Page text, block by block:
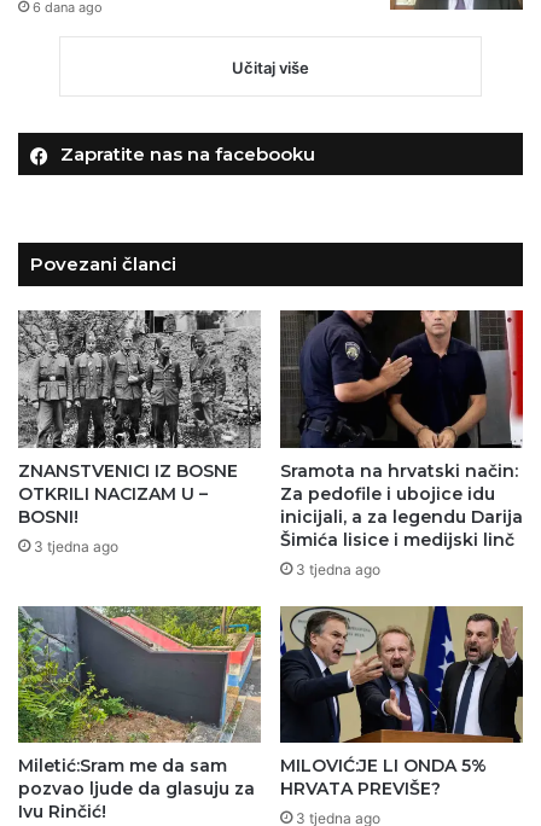
6 dana ago
Učitaj više
Zapratite nas na facebooku
Povezani članci
ZNANSTVENICI IZ BOSNE
OTKRILI NACIZAM U –
BOSNI!
3 tjedna ago
Sramota na hrvatski način:
Za pedofile i ubojice idu
inicijali, a za legendu Darija
Šimića lisice i medijski linč
3 tjedna ago
Miletić:Sram me da sam
pozvao ljude da glasuju za
Ivu Rinčić!
MILOVIĆ:JE LI ONDA 5%
HRVATA PREVIŠE?
3 tjedna ago